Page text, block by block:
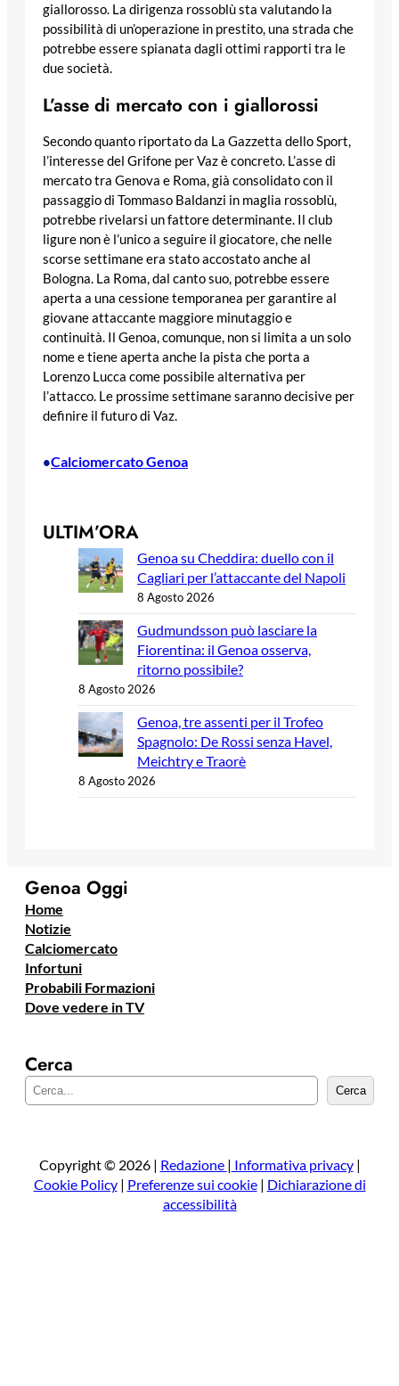
giallorosso. La dirigenza rossoblù sta valutando la
possibilità di un’operazione in prestito, una strada che
potrebbe essere spianata dagli ottimi rapporti tra le
due società.
L’asse di mercato con i giallorossi
Secondo quanto riportato da La Gazzetta dello Sport,
l’interesse del Grifone per Vaz è concreto. L’asse di
mercato tra Genova e Roma, già consolidato con il
passaggio di Tommaso Baldanzi in maglia rossoblù,
potrebbe rivelarsi un fattore determinante. Il club
ligure non è l’unico a seguire il giocatore, che nelle
scorse settimane era stato accostato anche al
Bologna. La Roma, dal canto suo, potrebbe essere
aperta a una cessione temporanea per garantire al
giovane attaccante maggiore minutaggio e
continuità. Il Genoa, comunque, non si limita a un solo
nome e tiene aperta anche la pista che porta a
Lorenzo Lucca come possibile alternativa per
l’attacco. Le prossime settimane saranno decisive per
definire il futuro di Vaz.
•Calciomercato Genoa
ULTIM’ORA
Genoa su Cheddira: duello con il
Cagliari per l’attaccante del Napoli
8 Agosto 2026
Gudmundsson può lasciare la
Fiorentina: il Genoa osserva,
ritorno possibile?
8 Agosto 2026
Genoa, tre assenti per il Trofeo
Spagnolo: De Rossi senza Havel,
Meichtry e Traorè
8 Agosto 2026
Genoa Oggi
Home
Notizie
Calciomercato
Infortuni
Probabili Formazioni
Dove vedere in TV
Cerca
e
a
Cerca
Copyright © 2026 | Redazione | Informativa privacy|
Cookie Policy| Preferenze sui cookie| Dichiarazione di
accessibilità